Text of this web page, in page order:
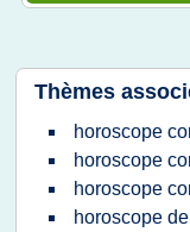
Thèmes
horoscope
horoscope
horoscope
horoscope